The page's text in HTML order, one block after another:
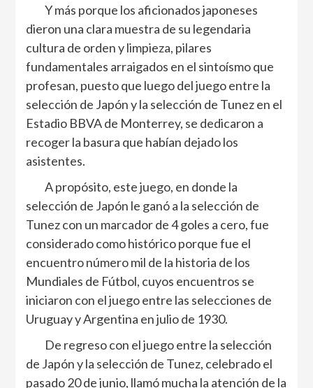
Y más porque los aficionados japoneses
dieron una clara muestra de su legendaria
cultura de orden y limpieza, pilares
fundamentales arraigados en el sintoísmo que
profesan, puesto que luego del juego entre la
selección de Japón y la selección de Tunez en el
Estadio BBVA de Monterrey, se dedicaron a
recoger la basura que habían dejado los
asistentes.
A propósito, este juego, en donde la
selección de Japón le ganó a la selección de
Tunez con un marcador de 4 goles a cero, fue
considerado como histórico porque fue el
encuentro número mil de la historia de los
Mundiales de Fútbol, cuyos encuentros se
iniciaron con el juego entre las selecciones de
Uruguay y Argentina en julio de 1930.
De regreso con el juego entre la selección
de Japón y la selección de Tunez, celebrado el
pasado 20 de junio, llamó mucha la atención de la